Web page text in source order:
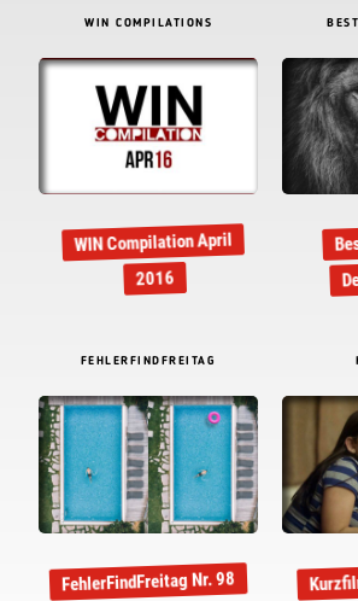
WIN COMPILATIONS
WIN Compilation April
2016
FEHLERFINDFREITAG
FehlerFindFreitag Nr. 98